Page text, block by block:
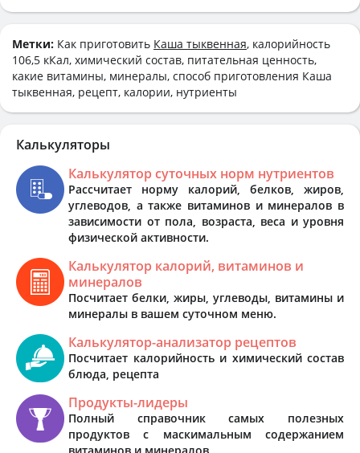
Метки: Как приготовить Каша тыквенная, калорийность
106,5 кКал, химический состав, питательная ценность,
какие витамины, минералы, способ приготовления Каша
тыквенная, рецепт, калории, нутриенты
Калькуляторы
Калькулятор суточных норм нутриентов
Рассчитает норму калорий, белков, жиров,
углеводов, а также витаминов и минералов в
зависимости от пола, возраста, веса и уровня
физической активности.
Калькулятор калорий, витаминов и
минералов
Посчитает белки, жиры, углеводы, витамины и
минералы в вашем суточном меню.
Калькулятор-анализатор рецептов
Посчитает калорийность и химический состав
блюда, рецепта
Продукты-лидеры
Полный справочник самых полезных
продуктов с маскимальным содержанием